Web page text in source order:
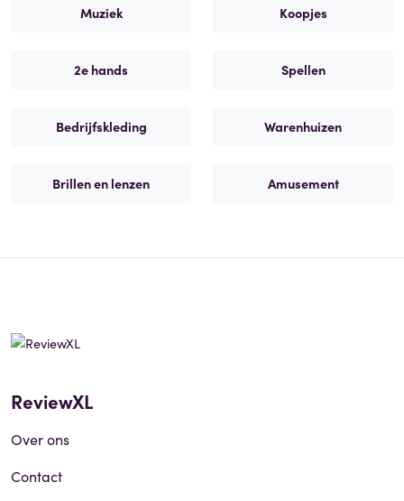
Muziek Koopjes
2e hands Spellen
Bedrijfskleding Warenhuizen
Brillen en lenzen Amusement
ReviewXL
Over ons
Contact